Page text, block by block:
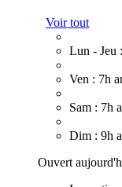
Voir tout
Lun - Jeu
Ven : 7h
Sam : 7h
Dim : 9h
Ouvert